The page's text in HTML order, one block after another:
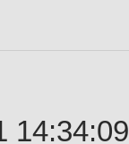
14:34:09